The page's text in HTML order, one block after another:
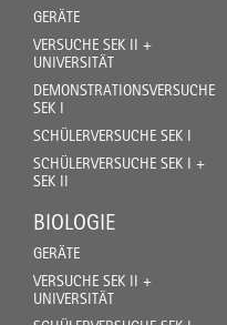
GERÄTE
VERSUCHE SEK II +
UNIVERSITÄT
DEMONSTRATIONSVERSUCHE
SEK I
SCHÜLERVERSUCHE SEK I
SCHÜLERVERSUCHE SEK I +
SEK II
BIOLOGIE
GERÄTE
VERSUCHE SEK II +
UNIVERSITÄT